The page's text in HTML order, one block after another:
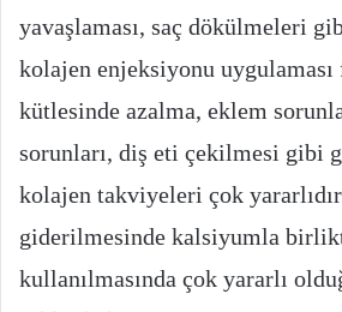
yavaşlaması, saç dökülmeleri
kolajen enjeksiyonu uygulaması
kütlesinde azalma, eklem
sorunları, diş eti çekilmesi gibi
kolajen takviyeleri çok
giderilmesinde kalsiyumla
kullanılmasında çok yararlı